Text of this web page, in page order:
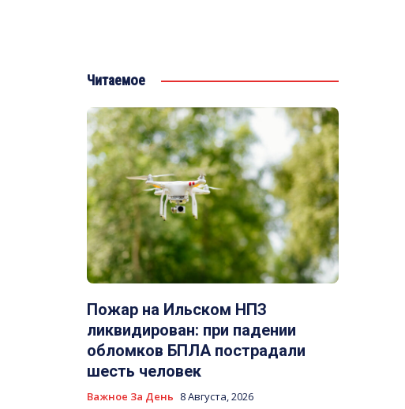
Читаемое
Пожар на Ильском НПЗ
ликвидирован: при падении
обломков БПЛА пострадали
шесть человек
Важное За День 8 Августа, 2026